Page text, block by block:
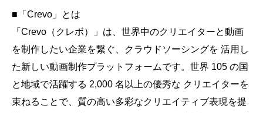
■「Crevo」とは
「Crevo（クレボ）」は、世界中のクリエイターと動画
を制作したい企業を繋ぐ、クラウドソーシングを 活用し
た新しい動画制作プラットフォームです。世界 105 の国
と地域で活躍する 2,000 名以上の優秀な クリエイターを
束ねることで、質の高い多彩なクリエイティブ表現を提